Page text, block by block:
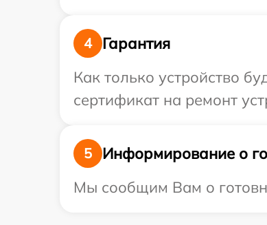
4
Гарантия
Как только устройство
сертификат на ремонт
5
Информирование о
Мы сообщим Вам о